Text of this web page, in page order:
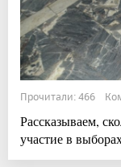
Прочитали: 466
Рассказываем,
участие в